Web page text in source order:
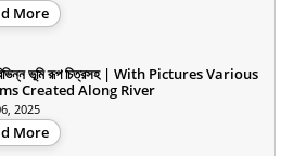
More
বিভিন্ন ভূমি রূপ চিত্রসহ | With Pictures Various
Created Along River
2025
More